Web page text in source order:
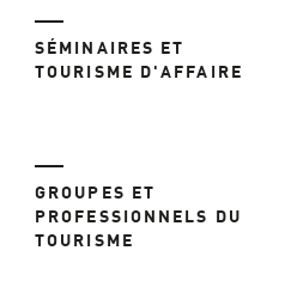
SÉMINAIRES ET
TOURISME D'AFFAIRE
GROUPES ET
PROFESSIONNELS DU
TOURISME